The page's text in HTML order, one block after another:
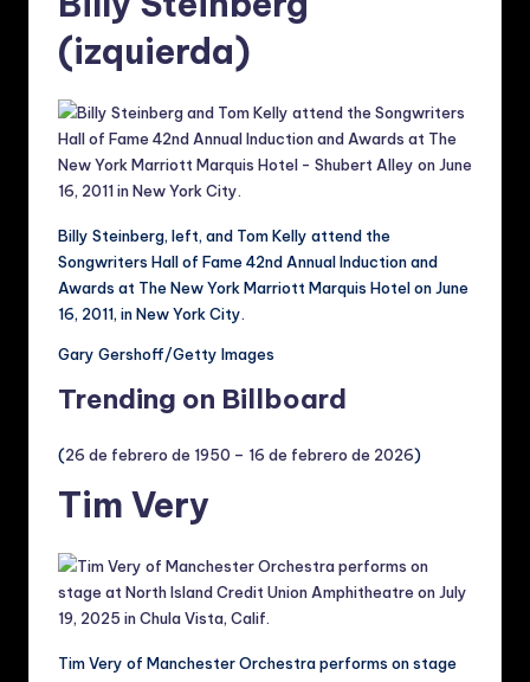
(izquierda)
Billy Steinberg, left, and Tom Kelly attend the
Songwriters Hall of Fame 42nd Annual Induction and
Awards at The New York Marriott Marquis Hotel on June
16, 2011, in New York City.
Gary Gershoff/Getty Images
Trending on Billboard
(26 de febrero de 1950 – 16 de febrero de 2026)
Tim Very
Tim Very of Manchester Orchestra performs on stage